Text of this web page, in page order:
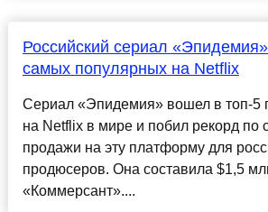
Российский сериал
самых популярных на Netflix
Сериал «Эпидемия» вошел в топ-5
на Netflix в мире и побил рекорд по
продажи на эту платформу для
продюсеров. Она составила $1,5
«Коммерсант»....